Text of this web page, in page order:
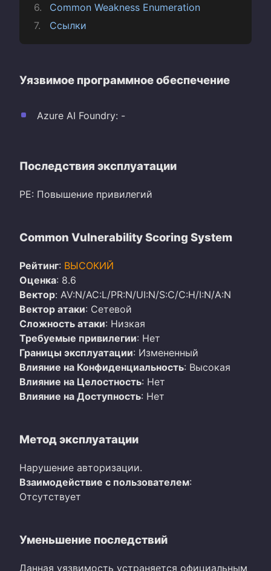
Common Weakness Enumeration
Ссылки
Уязвимое программное обеспечение
Azure AI Foundry: -
Последствия эксплуатации
PE: Повышение привилегий
Common Vulnerability Scoring System
Рейтинг: ВЫСОКИЙ
Оценка: 8.6
Вектор: AV:N/AC:L/PR:N/UI:N/S:C/C:H/I:N/A:N
Вектор атаки: Сетевой
Сложность атаки: Низкая
Требуемые привилегии: Нет
Границы эксплуатации: Измененный
Влияние на Конфиденциальность: Высокая
Влияние на Целостность: Нет
Влияние на Доступность: Нет
Метод эксплуатации
Нарушение авторизации.
Взаимодействие с пользователем:
Отсутствует
Уменьшение последствий
Данная уязвимость устраняется официальным